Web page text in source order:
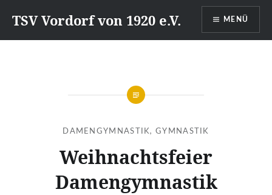
zumTSV Vordorf von 1920 e.V. MENÜ
DAMENGYMNASTIK,GYMNASTIK
Weihnachtsfeier
Damengymnastik